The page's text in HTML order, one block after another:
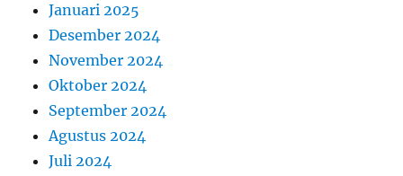
Januari 2025
Desember 2024
November 2024
Oktober 2024
September 2024
Agustus 2024
Juli 2024